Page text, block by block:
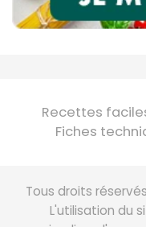
Recettes
Fiches
Tous droits
L'utilisation du